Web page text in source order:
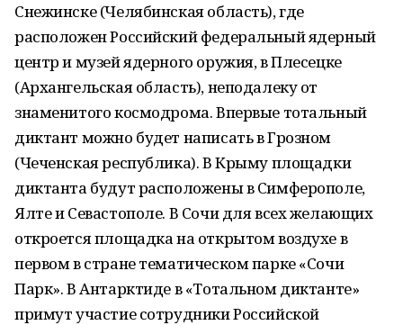
Снежинске (Челябинская область), где
расположен Российский федеральный ядерный
центр и музей ядерного оружия, в Плесецке
(Архангельская область), неподалеку от
знаменитого космодрома. Впервые тотальный
диктант можно будет написать в Грозном
(Чеченская республика). В Крыму площадки
диктанта будут расположены в Симферополе,
Ялте и Севастополе. В Сочи для всех желающих
откроется площадка на открытом воздухе в
первом в стране тематическом парке «Сочи
Парк». В Антарктиде в «Тотальном диктанте»
примут участие сотрудники Российской